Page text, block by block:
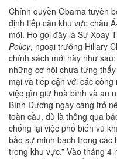
Chính quyền Obama tuyên
định tiếp cận khu vực châu
mới. Họ gọi đây là Sự Xoay
Policy, ngoại trưởng Hillary
chính sách mới này như
những cơ hội chưa từng
mại và tiếp cận với các
việc gìn giữ hoà bình và an
Bình Dương ngày càng trở
toàn cầu, dù là thông qua
chống lại việc phổ biến vũ
bảo sự minh bạch trong các
trong khu vực.” Vào tháng